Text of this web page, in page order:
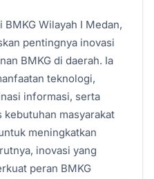
BMKG Wilayah I Medan,
pentingnya inovasi
BMKG di daerah. Ia
teknologi,
informasi, serta
kebutuhan masyarakat
meningkatkan
inovasi yang
peran BMKG